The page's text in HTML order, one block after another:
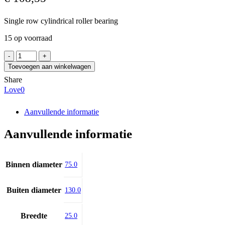
Single row cylindrical roller bearing
15 op voorraad
SKF
NU
215
ECJ/C3
aantal
Toevoegen aan winkelwagen
Share
Love0
Aanvullende informatie
Aanvullende informatie
Binnen diameter 75.0
Buiten diameter 130.0
Breedte 25.0